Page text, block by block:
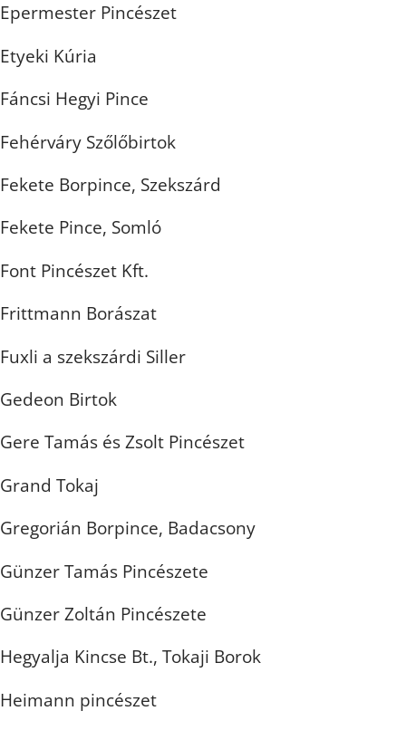
Epermester Pincészet
Etyeki Kúria
Fáncsi Hegyi Pince
Fehérváry Szőlőbirtok
Fekete Borpince, Szekszárd
Fekete Pince, Somló
Font Pincészet Kft.
Frittmann Borászat
Fuxli a szekszárdi Siller
Gedeon Birtok
Gere Tamás és Zsolt Pincészet
Grand Tokaj
Gregorián Borpince, Badacsony
Günzer Tamás Pincészete
Günzer Zoltán Pincészete
Hegyalja Kincse Bt., Tokaji Borok
Heimann pincészet